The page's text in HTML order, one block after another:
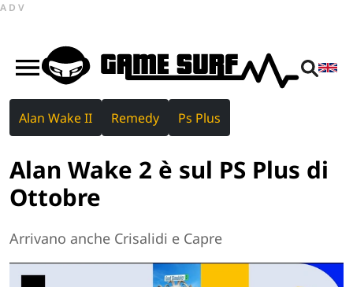
ADV
Alan Wake II Remedy Ps Plus
Alan Wake 2 è sul PS Plus di
Ottobre
Arrivano anche Crisalidi e Capre